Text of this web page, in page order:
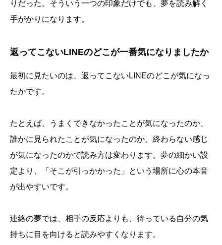
りだった。そういう一つの印象だけでも、夢を読み解く
手がかりになります。
返ってこないLINEのどこが一番気になりましたか
最初に見たいのは、返ってこないLINEのどこが気になっ
たかです。
たとえば、うまくできなかったことが気になったのか、
誰かに見られたことが気になったのか、終わらない感じ
が気になったのかで読み方は変わります。夢の細かい設
定より、「そこが引っかかった」という場所に心の本音
が出やすいです。
連絡の夢では、相手の反応よりも、待っている自分の気
持ちに目を向けると読みやすくなります。